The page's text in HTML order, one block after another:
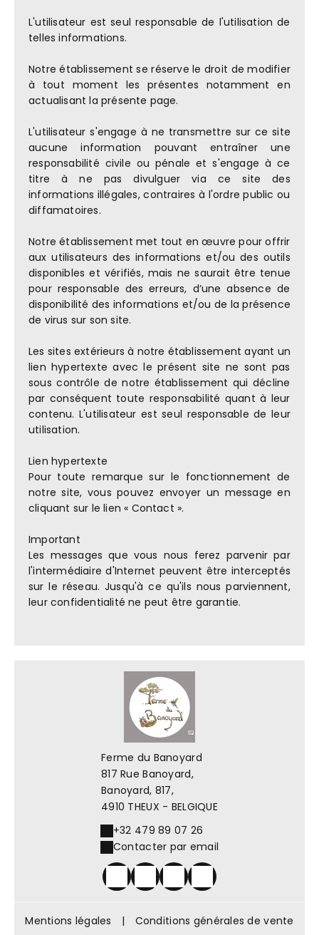
L'utilisateur est seul responsable de l'utilisation de
telles informations.
Notre établissement se réserve le droit de modifier
à tout moment les présentes notamment en
actualisant la présente page.
L'utilisateur s'engage à ne transmettre sur ce site
aucune information pouvant entraîner une
responsabilité civile ou pénale et s'engage à ce
titre à ne pas divulguer via ce site des
informations illégales, contraires à l'ordre public ou
diffamatoires.
Notre établissement met tout en œuvre pour offrir
aux utilisateurs des informations et/ou des outils
disponibles et vérifiés, mais ne saurait être tenue
pour responsable des erreurs, d’une absence de
disponibilité des informations et/ou de la présence
de virus sur son site.
Les sites extérieurs à notre établissement ayant un
lien hypertexte avec le présent site ne sont pas
sous contrôle de notre établissement qui décline
par conséquent toute responsabilité quant à leur
contenu. L'utilisateur est seul responsable de leur
utilisation.
Lien hypertexte
Pour toute remarque sur le fonctionnement de
notre site, vous pouvez envoyer un message en
cliquant sur le lien « Contact ».
Important
Les messages que vous nous ferez parvenir par
l'intermédiaire d'Internet peuvent être interceptés
sur le réseau. Jusqu'à ce qu'ils nous parviennent,
leur confidentialité ne peut être garantie.
Ferme du Banoyard
817 Rue Banoyard,
Banoyard, 817,
4910 THEUX - BELGIQUE
+32 479 89 07 26
Contacter par email
Mentions légales | Conditions générales de vente